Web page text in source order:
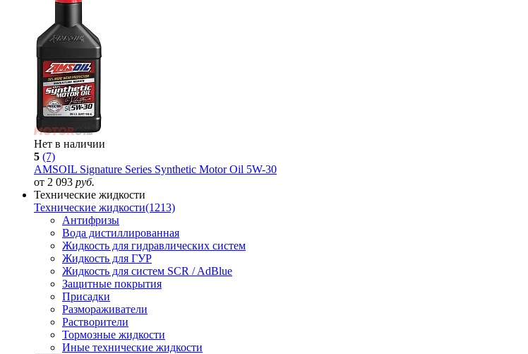
Нет в наличии
5 (7)
AMSOIL Signature Series Synthetic Motor Oil 5W-30
от 2 093 руб.
Технические жидкости
Технические жидкости(1213)
Антифризы
Вода дистиллированная
Жидкость для гидравлических систем
Жидкость для ГУР
Жидкость для систем SCR / AdBlue
Защитные покрытия
Присадки
Размораживатели
Растворители
Тормозные жидкости
Иные технические жидкости